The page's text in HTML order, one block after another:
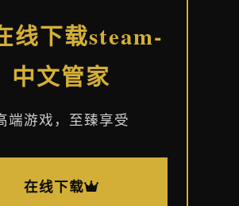
线下载steam-
中文管家
端游戏，至臻享受
在线下载